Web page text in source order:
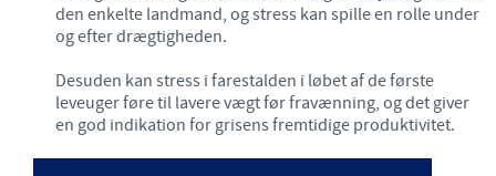
den enkelte landmand, og stress kan spille en rolle under
og efter drægtigheden.
Desuden kan stress i farestalden i løbet af de første
leveuger føre til lavere vægt før fravænning, og det giver
en god indikation for grisens fremtidige produktivitet.